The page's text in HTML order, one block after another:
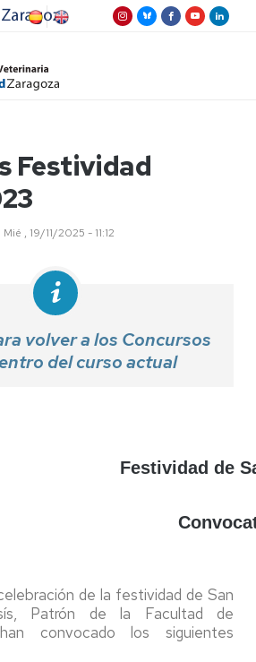
Festividad
Mié , 19/11/2025 - 11:12
volver a los Concursos
del curso actual
Festividad de
de la festividad de San
Patrón de la Facultad de
convocado los siguientes